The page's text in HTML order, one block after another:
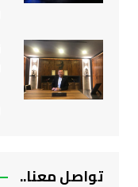
تواصل معنا..